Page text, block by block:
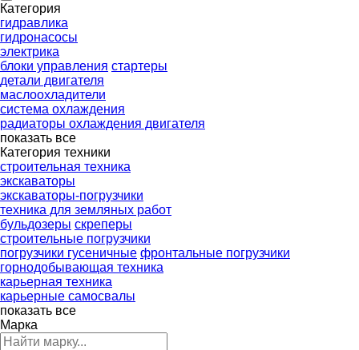
Категория
гидравлика
гидронасосы
электрика
блоки управления стартеры
детали двигателя
маслоохладители
система охлаждения
радиаторы охлаждения двигателя
показать все
Категория техники
строительная техника
экскаваторы
экскаваторы-погрузчики
техника для земляных работ
бульдозеры скреперы
строительные погрузчики
погрузчики гусеничные фронтальные погрузчики
горнодобывающая техника
карьерная техника
карьерные самосвалы
показать все
Марка